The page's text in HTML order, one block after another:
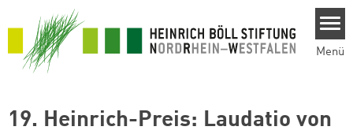
Direkt zum Inhalt
Menü
19. Heinrich-Preis: Laudatio von